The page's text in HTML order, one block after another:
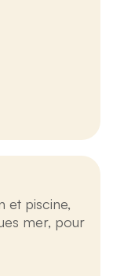
et piscine,
mer, pour